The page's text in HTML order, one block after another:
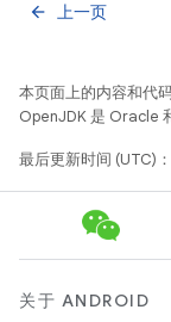
上一页
arrow_back
本页面上的内容和代
OpenJDK 是 Oracle
最后更新时间 (UTC)
关于 ANDROID